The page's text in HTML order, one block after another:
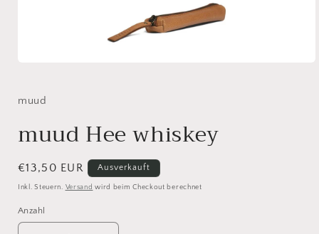
Modal
muud
muud Hee whiskey
Normaler
Preis
€13,50 EUR Ausverkauft
Inkl. Steuern. Versand wird beim Checkout berechnet
Anzahl
Anzahl